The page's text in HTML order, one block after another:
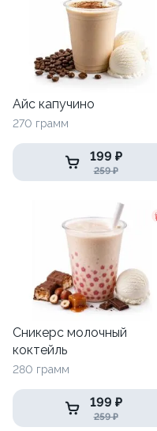
Айс капучино
270 грамм
199 ₽
259 ₽
Сникерс молочный
коктейль
280 грамм
199 ₽
259 ₽